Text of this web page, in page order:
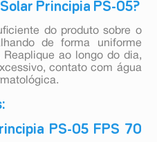
Principia PS-05?
do produto sobre o
de forma uniforme
ao longo do dia,
contato com água
PS-05 FPS 70